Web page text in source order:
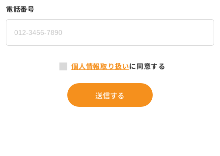
電話番号
個人情報取り扱いに同意する